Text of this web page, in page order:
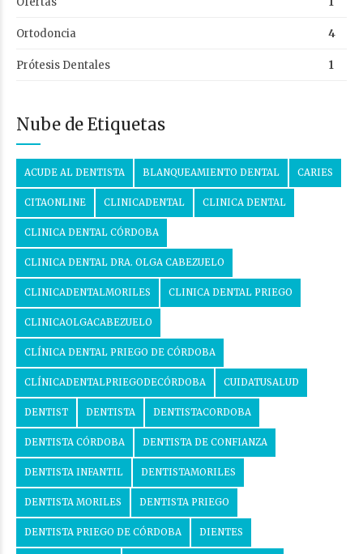
Ortodoncia 4
Prótesis Dentales 1
Nube de Etiquetas
ACUDE AL DENTISTA BLANQUEAMIENTO DENTAL CARIES
CITAONLINE CLINICADENTAL CLINICA DENTAL
CLINICA DENTAL CÓRDOBA
CLINICA DENTAL DRA. OLGA CABEZUELO
CLINICADENTALMORILES CLINICA DENTAL PRIEGO
CLINICAOLGACABEZUELO
CLÍNICA DENTAL PRIEGO DE CÓRDOBA
CLÍNICADENTALPRIEGODECÓRDOBA CUIDATUSALUD
DENTIST DENTISTA DENTISTACORDOBA
DENTISTA CÓRDOBA DENTISTA DE CONFIANZA
DENTISTA INFANTIL DENTISTAMORILES
DENTISTA MORILES DENTISTA PRIEGO
DENTISTA PRIEGO DE CÓRDOBA DIENTES